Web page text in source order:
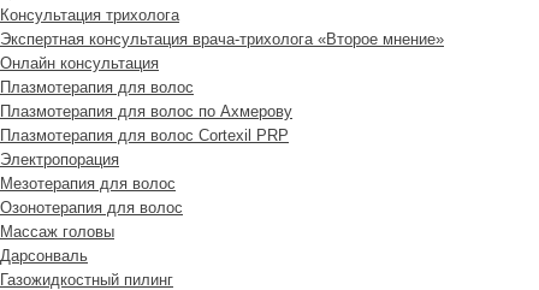
Консультация трихолога
Экспертная консультация врача-трихолога «Второе мнение»
Онлайн консультация
Плазмотерапия для волос
Плазмотерапия для волос по Ахмерову
Плазмотерапия для волос Cortexil PRP
Электропорация
Мезотерапия для волос
Озонотерапия для волос
Массаж головы
Дарсонваль
Газожидкостный пилинг